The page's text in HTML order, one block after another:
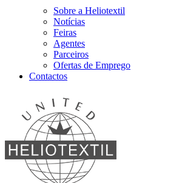
Sobre a Heliotextil
Notícias
Feiras
Agentes
Parceiros
Ofertas de Emprego
Contactos